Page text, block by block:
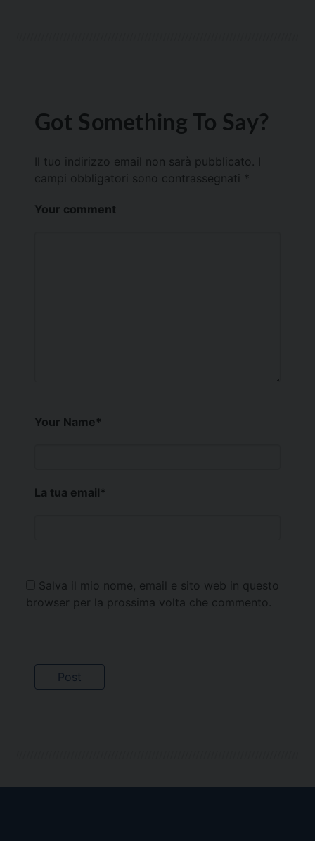
Got Something To Say?
Il tuo indirizzo email non sarà pubblicato.
campi obbligatori sono contrassegnati *
Your comment
Your Name*
La tua email*
Salva il mio nome, email e sito web in questo
browser per la prossima volta che commento.